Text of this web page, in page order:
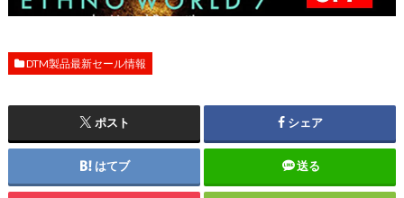
DTM製品最新セール情報
ポスト シェア
はてブ 送る